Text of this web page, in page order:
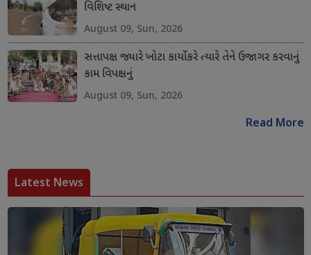
વિશિષ્ટ સ્થાન
August 09, Sun, 2026
સત્તાપક્ષ જ્યારે ખોટા કાર્યો કરે ત્યારે તેને ઉજાગર કરવાનું
કામ વિપક્ષનું
August 09, Sun, 2026
Read More
Latest News